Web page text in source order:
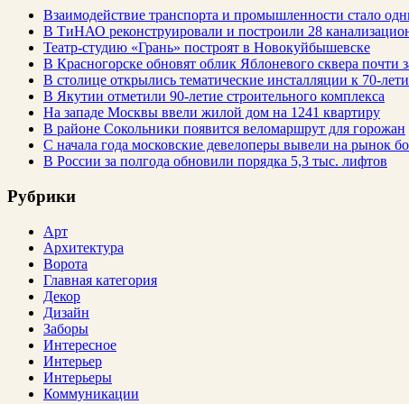
Взаимодействие транспорта и промышленности стало
В ТиНАО реконструировали и построили 28
Театр-студию «Грань» построят в Новокуйбышевске
В Красногорске обновят облик Яблоневого сквера почти
В столице открылись тематические инсталляции к 70-
В Якутии отметили 90-летие строительного комплекса
На западе Москвы ввели жилой дом на 1241 квартиру
В районе Сокольники появится веломаршрут для горожан
С начала года московские девелоперы вывели на рынок
В России за полгода обновили порядка 5,3 тыс. лифтов
Рубрики
Арт
Архитектура
Ворота
Главная категория
Декор
Дизайн
Заборы
Интересное
Интерьер
Интерьеры
Коммуникации